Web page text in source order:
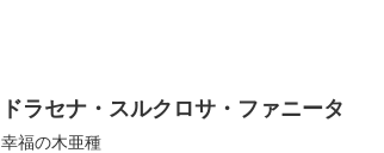
ドラセナ・スルクロサ・ファニータ
幸福の木亜種